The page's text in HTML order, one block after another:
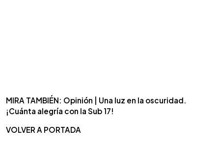
MIRA TAMBIÉN: Opinión | Una luz en la oscuridad.
¡Cuánta alegría con la Sub 17!
VOLVER A PORTADA